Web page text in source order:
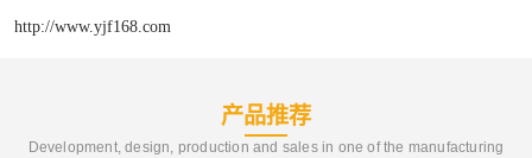
http://www.yjf168.com
产品推荐
Development, design, production and sales in one of the manufacturing